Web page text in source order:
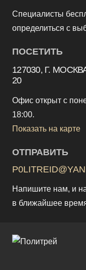
Специалисты
определиться с
ПОСЕТИТЬ
127030, Г.
20
Офис открыт с
18:00.
Показать на карте
ОТПРАВИТЬ
Напишите нам, и
в ближайшее